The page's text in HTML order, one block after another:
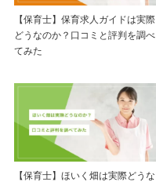
【保育士】保育求人ガイドは実際
どうなのか？口コミと評判を調べ
てみた
【保育士】ほいく畑は実際どうな